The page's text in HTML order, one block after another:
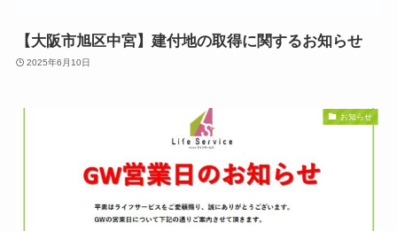
【大阪市旭区中宮】建付地の取得に関するお知らせ
2025年6月10日
お知らせ